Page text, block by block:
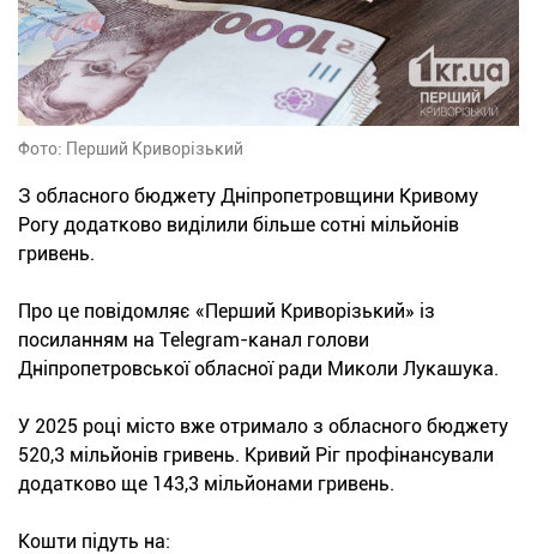
Фото: Перший Криворізький
З обласного бюджету Дніпропетровщини Кривому
Рогу додатково виділили більше сотні мільйонів
гривень.
Про це повідомляє «Перший Криворізький» із
посиланням на Telegram-канал голови
Дніпропетровської обласної ради Миколи Лукашука.
У 2025 році місто вже отримало з обласного бюджету
520,3 мільйонів гривень. Кривий Ріг профінансували
додатково ще 143,3 мільйонами гривень.
Кошти підуть на: